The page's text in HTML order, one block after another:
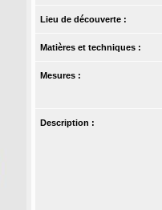
Lieu de découverte :
Matières et techniques :
Mesures :
Description :